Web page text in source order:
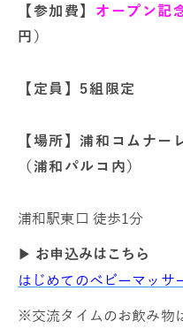
【参加費】 オープン記
円）
【定員】5組限定
【場所】浦和コムナー
（浦和パルコ内）
浦和駅東口 徒歩1分
▶ お申込みはこちら
はじめてのベビーマッサ
※交流タイムのお飲み物